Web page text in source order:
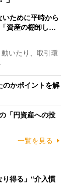
いために平時から
資産の棚卸し…
いたり、取引環
のかポイントを解
「円資産への投
一覧を見る
り得る」“介入慣